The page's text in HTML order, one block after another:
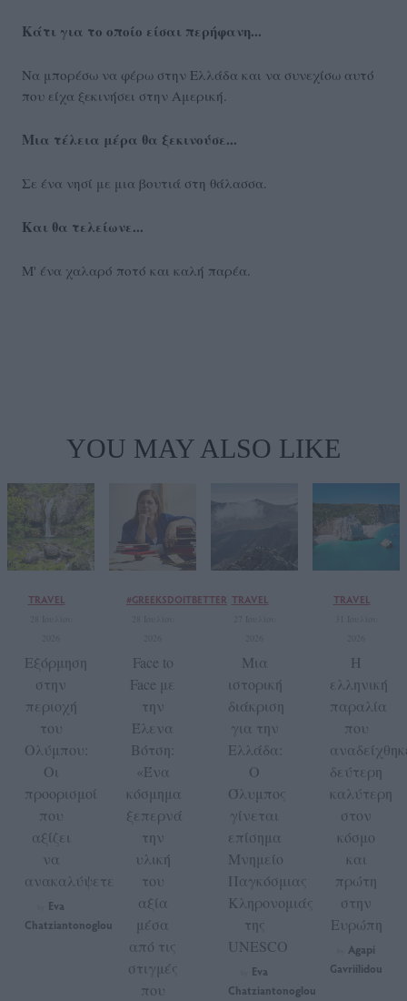
Κάτι για το οποίο είσαι περήφανη...
Να μπορέσω να φέρω στην Ελλάδα και να συνεχίσω αυτό
που είχα ξεκινήσει στην Αμερική.
Μια τέλεια μέρα θα ξεκινούσε...
Σε ένα νησί με μια βουτιά στη θάλασσα.
Και θα τελείωνε...
Μ' ένα χαλαρό ποτό και καλή παρέα.
YOU MAY ALSO LIKE
TRAVEL
Εξόρμηση
στην
περιοχή
του
Ολύμπου:
Οι
προορισμοί
που
αξίζει
να
ανακαλύψετε
Eva
Chatziantonoglou
#GREEKSDOITBETTER
Face to
Face με
την
Έλενα
Βότση:
«Ένα
κόσμημα
ξεπερνά
την
υλική
του
αξία
μέσα
από τις
στιγμές
που
TRAVEL
Μια
ιστορική
διάκριση
για την
Ελλάδα:
Ο
Όλυμπος
γίνεται
επίσημα
Μνημείο
Παγκόσμιας
Κληρονομιάς
της
UNESCO
Eva
Chatziantonoglou
TRAVEL
Η
ελληνική
παραλία
που
δεύτερη
καλύτερη
στον
κόσμο
και
πρώτη
στην
Ευρώπη
Agapi
Gavriilidou